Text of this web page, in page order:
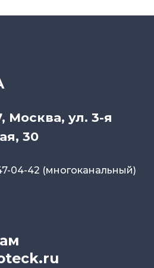
Москва, ул. 3-я
30
04-42 (многоканальный)